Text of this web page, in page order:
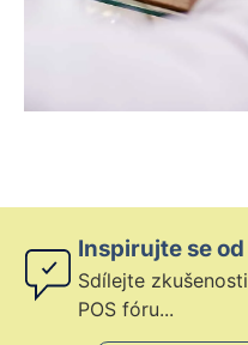
Inspirujte se
Sdílejte
POS fóru...